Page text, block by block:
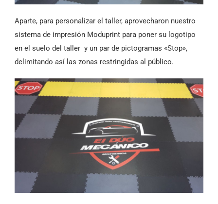
Aparte, para personalizar el taller, aprovecharon nuestro
sistema de impresión Moduprint para poner su logotipo
en el suelo del taller y un par de pictogramas «Stop»,
delimitando así las zonas restringidas al público.